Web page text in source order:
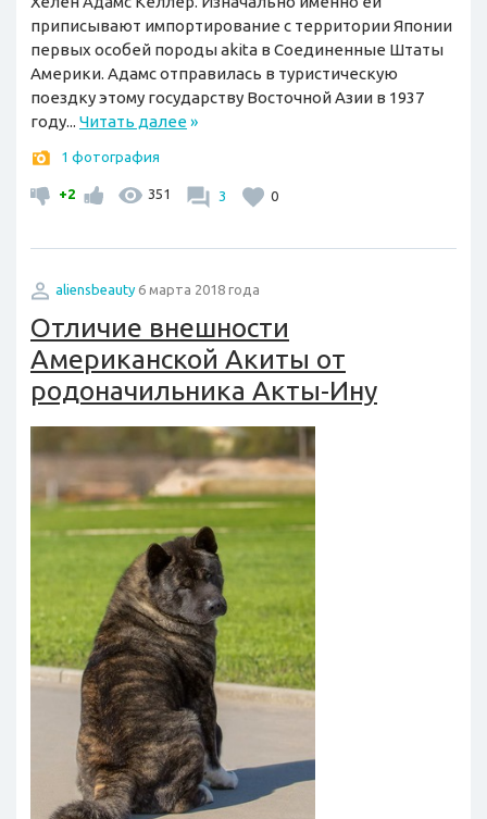
приписывают импортирование с территории Японии
первых особей породы akita в Соединенные Штаты
Америки. Адамс отправилась в туристическую
поездку этому государству Восточной Азии в 1937
году... Читать далее»
1 фотография
+2 351 3 0
aliensbeauty 6 марта 2018 года
Отличие внешности
Американской Акиты от
родоначильника Акты-Ину